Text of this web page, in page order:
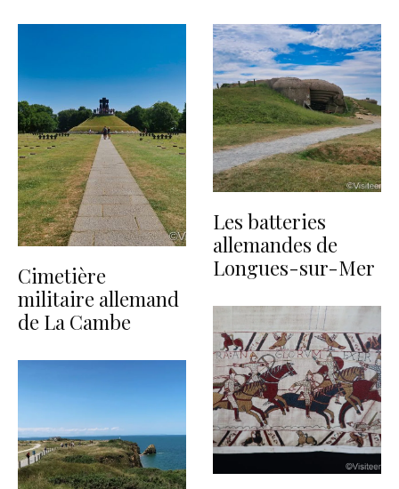
Cimetière
militaire allemand
de La Cambe
Les batteries
allemandes de
Longues-sur-Mer